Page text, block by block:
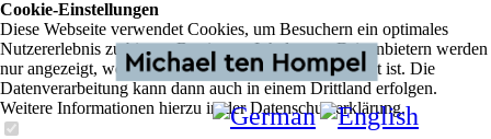
Cookie-Einstellungen
Diese Webseite verwendet Cookies, um Besuchern ein optimales
Nutzererlebnis zu bieten. Bestimmte Inhalte von Drittanbietern werden
nur angezeigt, wenn die entsprechende Option aktiviert ist. Die
Datenverarbeitung kann dann auch in einem Drittland erfolgen.
Weitere Informationen hierzu in der Datenschutzerklärung.